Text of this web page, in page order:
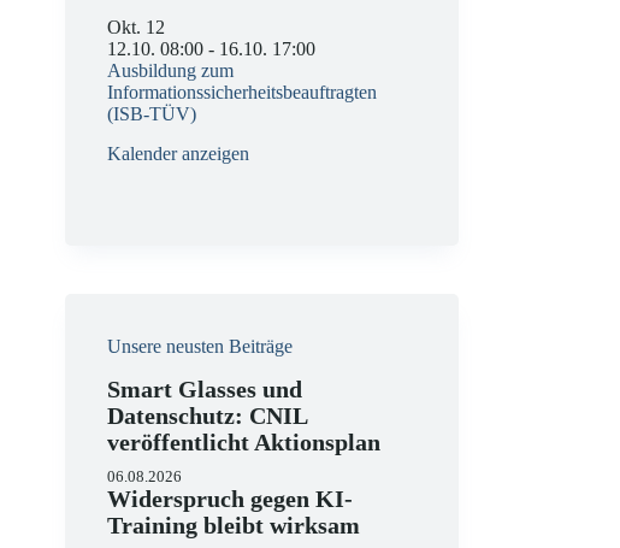
Okt. 12
12.10. 08:00 - 16.10. 17:00
Ausbildung zum
Informationssicherheitsbeauftragten
(ISB-TÜV)
Kalender anzeigen
Unsere neusten Beiträge
Smart Glasses und
Datenschutz: CNIL
veröffentlicht Aktionsplan
06.08.2026
Widerspruch gegen KI-
Training bleibt wirksam